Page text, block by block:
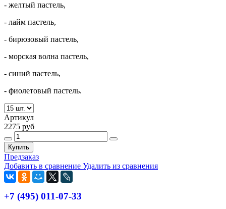
- желтый пастель,
- лайм пастель,
- бирюзовый пастель,
- морская волна пастель,
- синий пастель,
- фиолетовый пастель.
Артикул
2275 руб
Купить
Предзаказ
Добавить в сравнение Удалить из сравнения
+7 (495) 011-07-33